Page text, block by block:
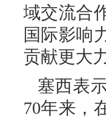
域交流合
国际影响
贡献更大
塞西表
70年来，